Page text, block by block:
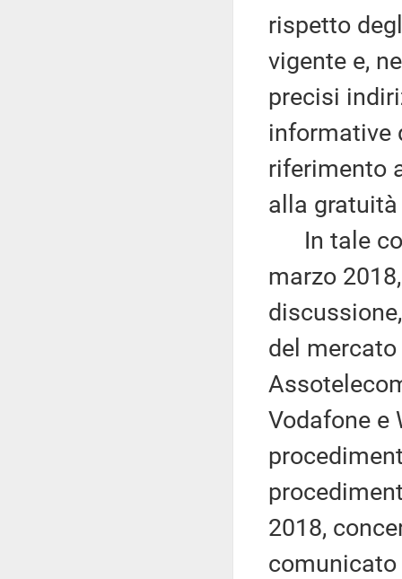
rispetto
vigente e,
precisi
informative
riferimento
alla
In tale
marzo
del
Vodafone e
2018,